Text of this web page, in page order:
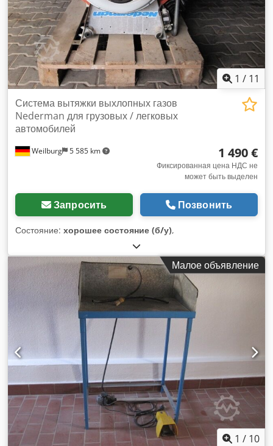
1 / 11
Weilburg 5 585 km
Система вытяжки выхлопных газов
Nederman для грузовых / легковых
автомобилей
1 490 €
Фиксированная цена НДС не
может быть выделен
Запросить Позвонить
Состояние: хорошее состояние (б/у),
Малое объявление
1 / 10